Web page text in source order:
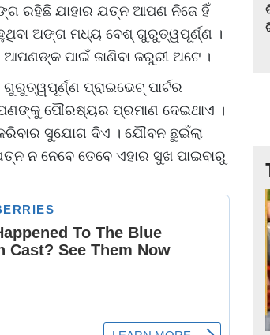
ରହିଛି ଯାହାର ଯତ୍ନ ଆପଣ ନିଜେ ହିଁ
ଅଙ୍ଗ ମଧ୍ୟ ବେଶ୍ ଗୁରୁତ୍ୱପୂର୍ଣ୍ଣ ।
ପାଇଁ ଜାଣିବା ଜରୁରୀ ଅଟେ ।
ପ୍ରାଇଭେଟ୍ ପାର୍ଟର
ପୌରଷ୍ୟର ପ୍ରମାଣ ଦେଇଥାଏ ।
ସୁଯୋଗ ଦିଏ । ଯୌବନ ଛୁଇଁଲା
ନ ନେବେ ତେବେ ଏହାର ସୁଖ ପାଇବାରୁ